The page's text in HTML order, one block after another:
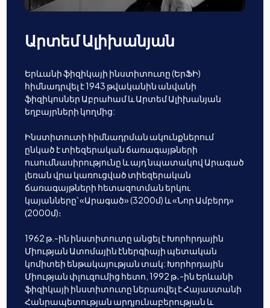
Արտեմ Ալիխանյան
Երևանի ֆիզիկայի ինստիտուտը (ԵրՖԻ)
հիմնադրվել է 1943 թվականին անվանի
ֆիզիկոսներ Աբրահամ և Արտեմ Ալիխանյան
եղբայրների կողմից:
Ինստիտուտի հիմնադրման ակունքներում
ընկած է տիեզերական ճառագայթների
ուսումնասիրությունը և այդ նպատակով Արագած
լեռան վրա կառուցված տիեզերական
ճառագայթների հետազոտման երկու
կայանները՝ «Արագած» (3200մ) և «Նոր Ամբերդ»
(2000մ)։
1962 թ.-ին ինստիտուտը անցել է Խորհրդային
Միության Ատոմային էներգիայի պետական
կոմիտեի ենթակայության տակ: Խորհրդային
Միության փլուզումից հետո, 1992 թ․-ին Երևանի
ֆիզիկայի ինստիտուտը ներառվել է Հայաստանի
Հանրապետության արդյունաբերության և